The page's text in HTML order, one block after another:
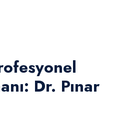
Dr. Pınar